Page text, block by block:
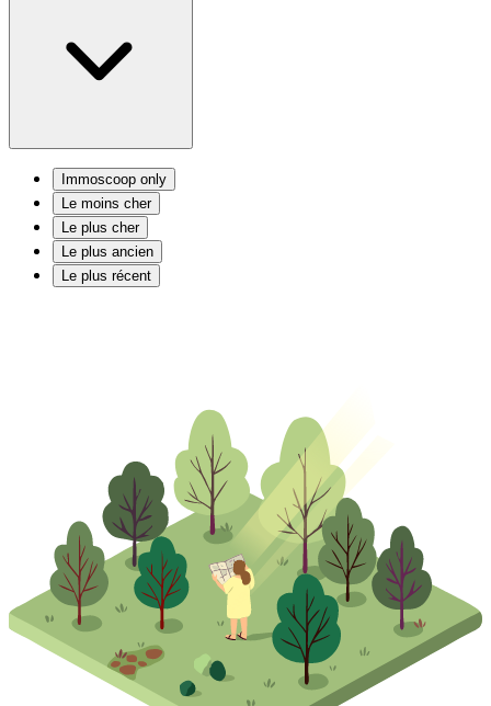
Immoscoop only
Le moins cher
Le plus cher
Le plus ancien
Le plus récent